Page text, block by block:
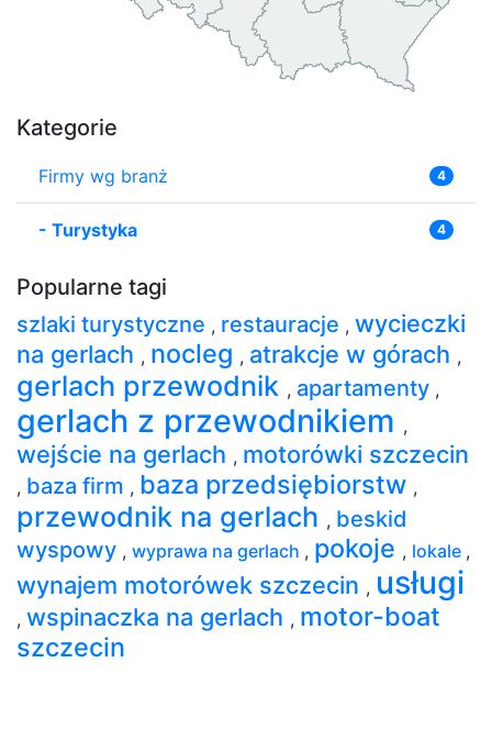
Kategorie
Firmy wg branż 4
- Turystyka 4
Popularne tagi
szlaki turystyczne , restauracje , wycieczki
na gerlach , nocleg , atrakcje w górach ,
gerlach przewodnik , apartamenty ,
gerlach z przewodnikiem ,
wejście na gerlach , motorówki szczecin
, baza firm , baza przedsiębiorstw ,
przewodnik na gerlach , beskid
wyspowy , wyprawa na gerlach , pokoje , lokale ,
wynajem motorówek szczecin , usługi
, wspinaczka na gerlach , motor-boat
szczecin